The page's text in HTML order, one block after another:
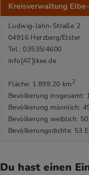
Kreisverwaltung
Ludwig-Jahn-Straße 2
04916 Herzberg/Elster
Tel.: 03535/4600
info[AT]lkee.de
Fläche: 1.899,20 km 2
Bevölkerung insgesamt:
Bevölkerung männlich:
Bevölkerung weiblich:
Bevölkerungsdichte: 53
Du hast einen